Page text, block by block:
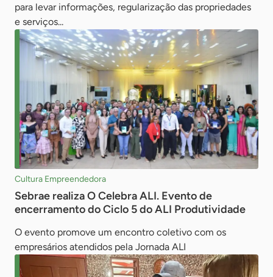
para levar informações, regularização das propriedades
e serviços...
Cultura Empreendedora
Sebrae realiza O Celebra ALI. Evento de
encerramento do Ciclo 5 do ALI Produtividade
O evento promove um encontro coletivo com os
empresários atendidos pela Jornada ALI